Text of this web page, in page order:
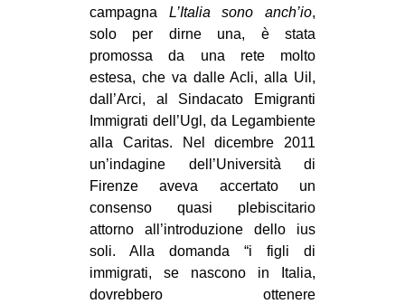
campagna L’Italia sono anch’io,
solo per dirne una, è stata
promossa da una rete molto
estesa, che va dalle Acli, alla Uil,
dall’Arci, al Sindacato Emigranti
Immigrati dell’Ugl, da Legambiente
alla Caritas. Nel dicembre 2011
un’indagine dell’Università di
Firenze aveva accertato un
consenso quasi plebiscitario
attorno all’introduzione dello ius
soli. Alla domanda “i figli di
immigrati, se nascono in Italia,
dovrebbero ottenere